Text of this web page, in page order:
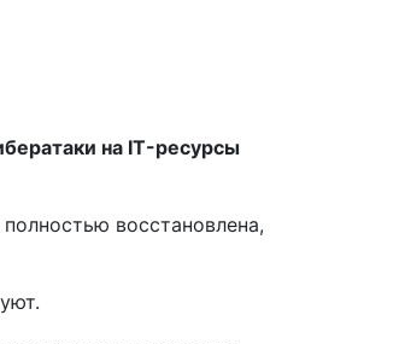
на IT-ресурсы
восстановлена,